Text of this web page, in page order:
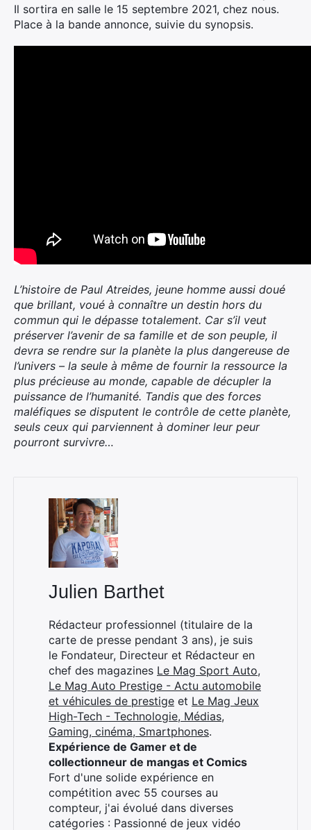
Il sortira en salle le 15 septembre 2021, chez nous.
Place à la bande annonce, suivie du synopsis.
L’histoire de Paul Atreides, jeune homme aussi doué
que brillant, voué à connaître un destin hors du
commun qui le dépasse totalement. Car s’il veut
préserver l’avenir de sa famille et de son peuple, il
devra se rendre sur la planète la plus dangereuse de
l’univers – la seule à même de fournir la ressource la
plus précieuse au monde, capable de décupler la
puissance de l’humanité. Tandis que des forces
maléfiques se disputent le contrôle de cette planète,
seuls ceux qui parviennent à dominer leur peur
pourront survivre…
Julien Barthet
Rédacteur professionnel (titulaire de la
carte de presse pendant 3 ans), je suis
le Fondateur, Directeur et Rédacteur en
chef des magazines Le Mag Sport Auto,
Le Mag Auto Prestige - Actu automobile
et véhicules de prestige et Le Mag Jeux
High-Tech - Technologie, Médias,
Gaming, cinéma, Smartphones.
Expérience de Gamer et de
collectionneur de mangas et Comics
Fort d'une solide expérience en
compétition avec 55 courses au
compteur, j'ai évolué dans diverses
catégories : Passionné de jeux vidéo